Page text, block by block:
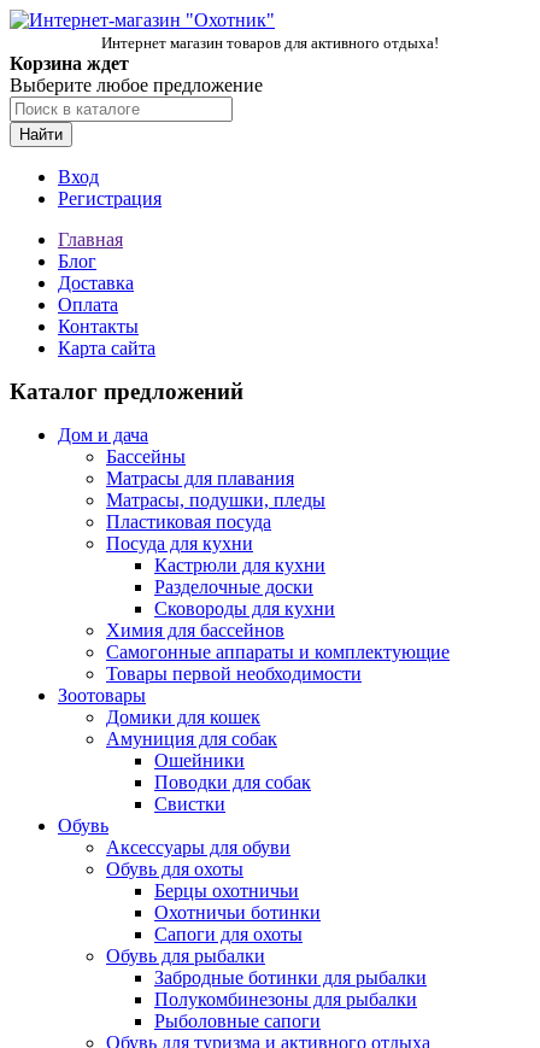
Интернет магазин товаров для активного отдыха!
Корзина ждет
Выберите любое предложение
Найти
Вход
Регистрация
Главная
Блог
Доставка
Оплата
Контакты
Карта сайта
Каталог предложений
Дом и дача
Бассейны
Матрасы для плавания
Матрасы, подушки, пледы
Пластиковая посуда
Посуда для кухни
Кастрюли для кухни
Разделочные доски
Сковороды для кухни
Химия для бассейнов
Самогонные аппараты и комплектующие
Товары первой необходимости
Зоотовары
Домики для кошек
Амуниция для собак
Ошейники
Поводки для собак
Свистки
Обувь
Аксессуары для обуви
Обувь для охоты
Берцы охотничьи
Охотничьи ботинки
Сапоги для охоты
Обувь для рыбалки
Забродные ботинки для рыбалки
Полукомбинезоны для рыбалки
Рыболовные сапоги
Обувь для туризма и активного отдыха